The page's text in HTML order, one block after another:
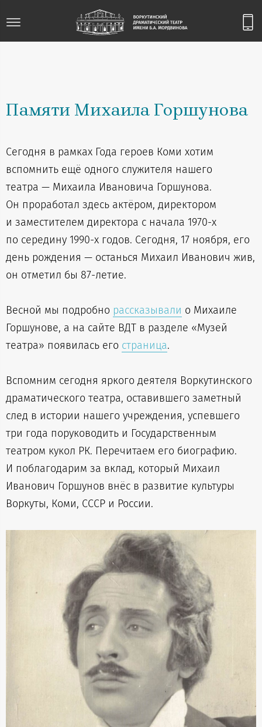
Памяти Михаила Горшунова
Сегодня в рамках Года героев Коми хотим
вспомнить ещё одного служителя нашего
театра — Михаила Ивановича Горшунова.
Он проработал здесь актёром, директором
и заместителем директора с начала 1970-х
по середину 1990-х годов. Сегодня, 17 ноября, его
день рождения — останься Михаил Иванович жив,
он отметил бы 87-летие.
Весной мы подробно рассказывали о Михаиле
Горшунове, а на сайте ВДТ в разделе «Музей
театра» появилась его страница.
Вспомним сегодня яркого деятеля Воркутинского
драматического театра, оставившего заметный
след в истории нашего учреждения, успевшего
три года поруководить и Государственным
театром кукол РК. Перечитаем его биографию.
И поблагодарим за вклад, который Михаил
Иванович Горшунов внёс в развитие культуры
Воркуты, Коми, СССР и России.